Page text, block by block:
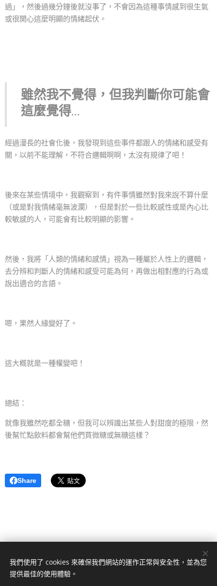
過」，然後過幾分鐘後就沒事了，不會因為這種事情感到很生氣
或很開心這麼明顯的情緒起伏。
雖然我不覺得，但我判斷你可能會
這麼覺得…
經過漫長的社會化後，我發現到這些事件都跟人的情緒和感受有
關，以前不能理解，不符合邏輯啊啊，太沒有規律了吧！
後來在某些情境中，我觀察到，有件事情雖然對我來說不算什麼
（或是對我情緒毫無波瀾），但是對於一些比較感性或是內心比
較敏感的人，可能會有比較明顯的影響。
然後，我將「人類的情緒和感情」視為一種屬於人性上的邏輯，
去分辨和判斷人的情緒和感受可能為何，再做出相對應的行為或
說出適合的言語。
嗯，果然人緣變好了。
這大概就是一種權變吧！
總結：
就像我雖然吃都全糖，但我可以辨識出某些人對甜度的極限，然
後幫忙點飲料都會幫他們買微糖或無糖這樣？
Share
我們使用了 cookies 來確保我們網站的運作正常與安全性，並為您
提供最佳的使用體驗。